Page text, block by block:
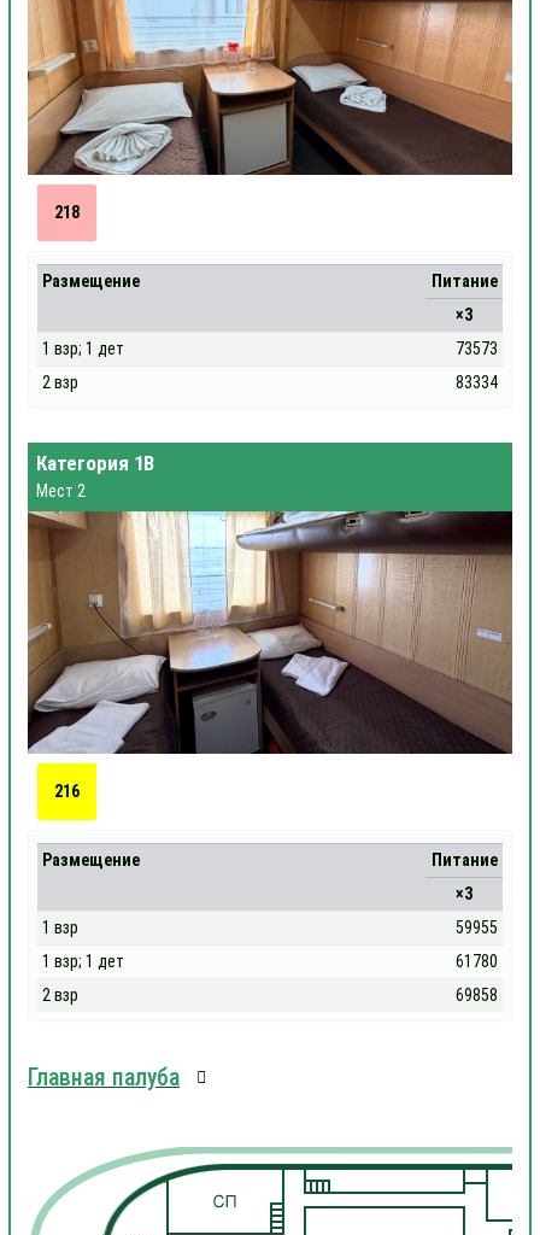
218
Размещение
Питание
×3
1 взр; 1 дет
73573
2 взр
83334
Категория 1В
Мест 2
216
Размещение
Питание
×3
1 взр
59955
1 взр; 1 дет
61780
2 взр
69858
Главная палуба